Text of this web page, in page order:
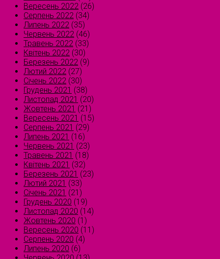
Вересень 2022 (26)
Серпень 2022 (34)
Липень 2022 (35)
Червень 2022 (46)
Травень 2022 (33)
Квітень 2022 (30)
Березень 2022 (9)
Лютий 2022 (27)
Січень 2022 (30)
Грудень 2021 (38)
Листопад 2021 (20)
Жовтень 2021 (21)
Вересень 2021 (15)
Серпень 2021 (29)
Липень 2021 (16)
Червень 2021 (23)
Травень 2021 (18)
Квітень 2021 (32)
Березень 2021 (23)
Лютий 2021 (33)
Січень 2021 (21)
Грудень 2020 (19)
Листопад 2020 (14)
Жовтень 2020 (1)
Вересень 2020 (11)
Серпень 2020 (4)
Липень 2020 (6)